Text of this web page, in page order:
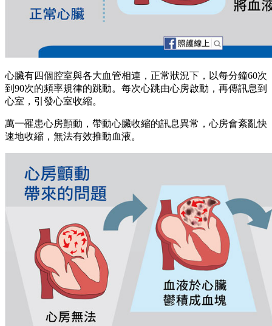
心臟有四個腔室與各大血管相連，正常狀況下，以每分鐘60次
到90次的頻率規律的跳動。每次心跳由心房啟動，再傳訊息到
心室，引發心室收縮。
萬一罹患心房顫動，帶動心臟收縮的訊息異常，心房會紊亂快
速地收縮，無法有效推動血液。